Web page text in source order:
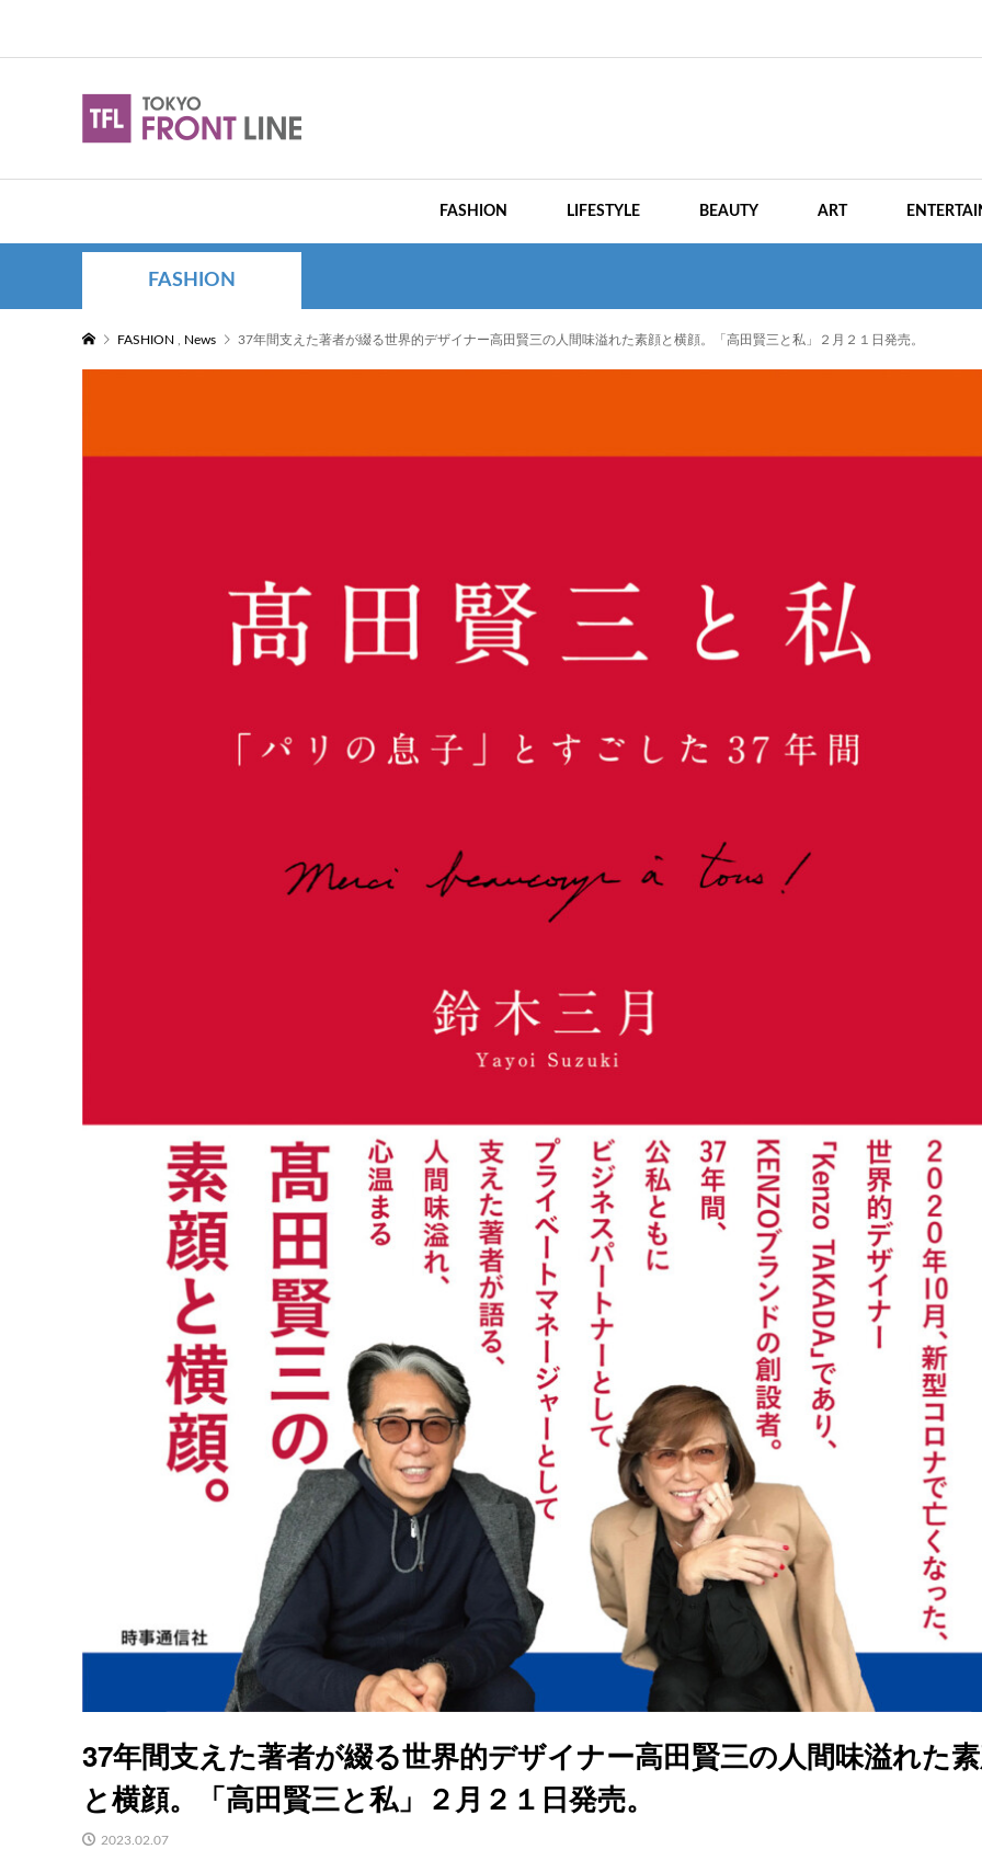
FASHION LIFESTYLE BEAUTY ART
FASHION
FASHION News 37年間支えた著者が綴る世界的デザイナー高田賢三の人間味溢れた素顔と横顔。「高田賢三と私」２月２１日発売。
37年間支えた著者が綴る世界的デザイナー高田賢三の人間味溢れた
と横顔。「高田賢三と私」２月２１日発売。
2023.02.07